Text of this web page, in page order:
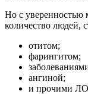
Но с уверенностью
количество людей,
отитом;
фарингитом;
ангиной;
и прочими